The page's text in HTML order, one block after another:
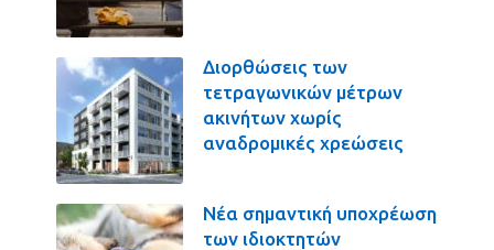
Διορθώσεις των
τετραγωνικών μέτρων
ακινήτων χωρίς
αναδρομικές χρεώσεις
Νέα σημαντική υποχρέωση
των ιδιοκτητών